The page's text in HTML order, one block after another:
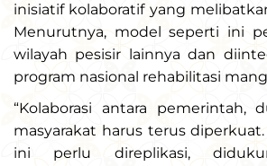
inisiatif kolaboratif yang
Menurutnya, model seperti ini
wilayah pesisir lainnya dan
program nasional rehabilitasi
“Kolaborasi antara pemerintah,
masyarakat harus terus
ini perlu direplikasi,